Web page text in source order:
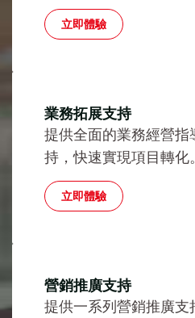
立即體驗
業務拓展支持
提供全面的業務經營指
持，快速實現項目轉化。
立即體驗
營銷推廣支持
提供一系列營銷推廣